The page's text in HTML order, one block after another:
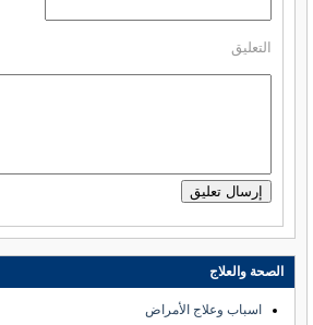
التعليق
الصحة والعلاج
اسباب وعلاج الأمراض